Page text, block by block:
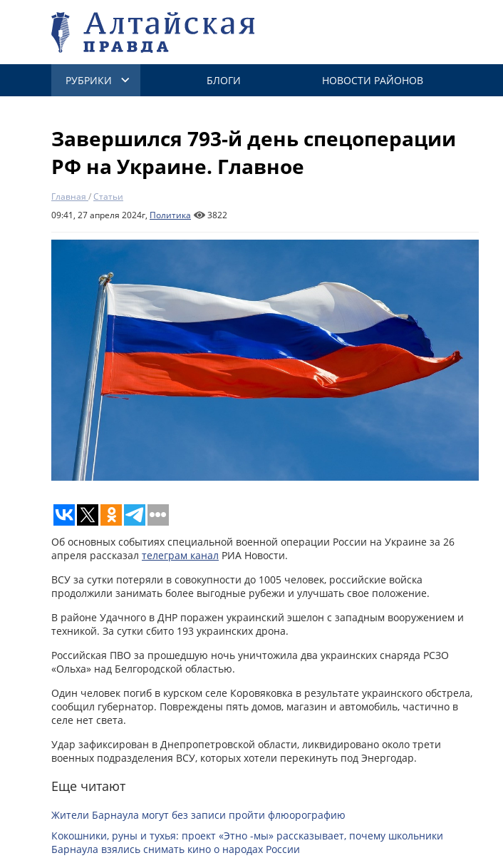
РУБРИКИ БЛОГИ НОВОСТИ РАЙОНОВ
Завершился 793-й день спецоперации
РФ на Украине. Главное
Главная /Статьи
09:41, 27 апреля 2024г, Политика 3822
Об основных событиях специальной военной операции России на Украине за 26
апреля рассказал телеграм канал РИА Новости.
ВСУ за сутки потеряли в совокупности до 1005 человек, российские войска
продолжили занимать более выгодные рубежи и улучшать свое положение.
В районе Удачного в ДНР поражен украинский эшелон с западным вооружением и
техникой. За сутки сбито 193 украинских дрона.
Российская ПВО за прошедшую ночь уничтожила два украинских снаряда РСЗО
«Ольха» над Белгородской областью.
Один человек погиб в курском селе Коровяковка в результате украинского обстрела,
сообщил губернатор. Повреждены пять домов, магазин и автомобиль, частично в
селе нет света.
Удар зафиксирован в Днепропетровской области, ликвидировано около трети
военных подразделения ВСУ, которых хотели перекинуть под Энергодар.
Еще читают
Жители Барнаула могут без записи пройти флюорографию
Кокошники, руны и тухья: проект «Этно -мы» рассказывает, почему школьники
Барнаула взялись снимать кино о народах России